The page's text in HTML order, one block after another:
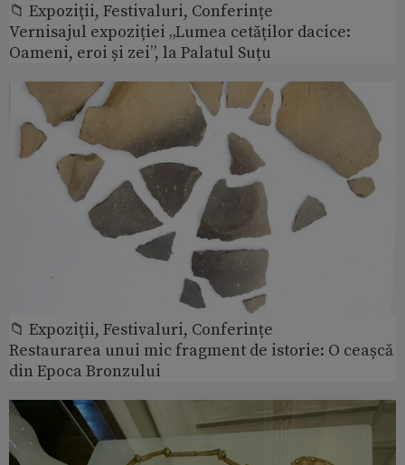
📁 Expoziţii, Festivaluri, Conferințe
Vernisajul expoziției „Lumea cetăților dacice:
Oameni, eroi și zei”, la Palatul Suțu
📁 Expoziţii, Festivaluri, Conferințe
Restaurarea unui mic fragment de istorie: O ceașcă
din Epoca Bronzului